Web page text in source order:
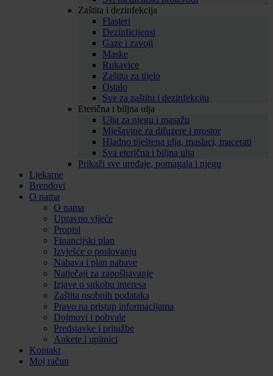
Zaštita i dezinfekcija
Flasteri
Dezinficijensi
Gaze i zavoji
Maske
Rukavice
Zaštita za tijelo
Ostalo
Sve za zaštitu i dezinfekciju
Eterična i biljna ulja
Ulja za njegu i masažu
Mješavine za difuzere i prostor
Hladno tiještena ulja, maslaci, macerati
Sva eterična i biljna ulja
Prikaži sve uređaje, pomagala i njegu
Ljekarne
Brendovi
O nama
O nama
Upravno vijeće
Propisi
Financijski plan
Izvješće o poslovanju
Nabava i plan nabave
Natječaji za zapošljavanje
Izjave o sukobu interesa
Zaštita osobnih podataka
Pravo na pristup informacijama
Dojmovi i pohvale
Predstavke i pritužbe
Ankete i upitnici
Kontakt
Moj račun